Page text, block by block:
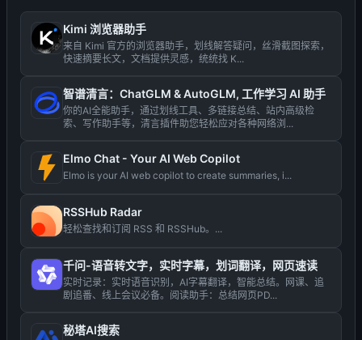
Kimi 浏览器助手
来自 Kimi 官方的浏览器助手，划线解答疑问，丝滑截图探索，
快速摘要长文，文档提供灵感，统统找 K...
智谱清言：ChatGLM & AutoGLM, 工作学习 AI 助手
你的AI全能助手，通过划线工具、多链接总结、站内高级检
索、写作助手等，清言插件助您轻松应对各种网络浏...
Elmo Chat - Your AI Web Copilot
Elmo is your AI web copilot to create summaries, i...
RSSHub Radar
轻松查找和订阅 RSS 和 RSSHub。...
千问-语音转文字，实时字幕，划词翻译，网页速读
实时记录：实时语音识别，AI字幕翻译，智能总结。网课、追
剧追番、线上会议必备。阅读助手：总结网页PD...
秘塔AI搜索